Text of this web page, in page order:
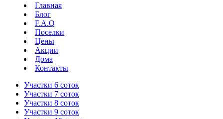
Главная
Блог
F.A.Q
Поселки
Цены
Акции
Дома
Контакты
Участки 6 соток
Участки 7 соток
Участки 8 соток
Участки 9 соток